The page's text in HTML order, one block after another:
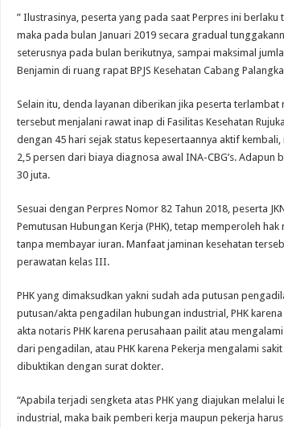
” Ilustrasinya, peserta yang pada saat Perpres ini berlaku
maka pada bulan Januari 2019 secara gradual
seterusnya pada bulan berikutnya, sampai maksimal
Benjamin di ruang rapat BPJS Kesehatan Cabang Palangka
Selain itu, denda layanan diberikan jika peserta
tersebut menjalani rawat inap di Fasilitas Kesehatan
dengan 45 hari sejak status kepesertaannya aktif
2,5 persen dari biaya diagnosa awal INA-CBG’s.
30 juta.
Sesuai dengan Perpres Nomor 82 Tahun 2018, peserta
Pemutusan Hubungan Kerja (PHK), tetap memperoleh
tanpa membayar iuran. Manfaat jaminan kesehatan
perawatan kelas III.
PHK yang dimaksudkan yakni sudah ada putusan
putusan/akta pengadilan hubungan industrial, PHK
akta notaris PHK karena perusahaan pailit atau
dari pengadilan, atau PHK karena Pekerja mengalami
dibuktikan dengan surat dokter.
“Apabila terjadi sengketa atas PHK yang diajukan
industrial, maka baik pemberi kerja maupun pekerja